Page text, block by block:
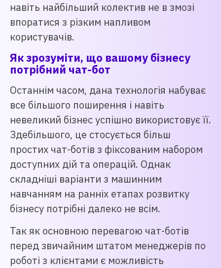
навіть найбільший колектив не в змозі
впоратися з різким напливом
користувачів.
Як зрозуміти, що вашому бізнесу
потрібний чат-бот
Останнім часом, дана технологія набуває
все більшого поширення і навіть
невеликий бізнес успішно використовує її.
Здебільшого, це стосується більш
простих чат-ботів з фіксованим набором
доступних дій та операцій. Однак
складніші варіанти з машинним
навчанням на ранніх етапах розвитку
бізнесу потрібні далеко не всім.
Так як основною перевагою чат-ботів
перед звичайним штатом менеджерів по
роботі з клієнтами є можливість